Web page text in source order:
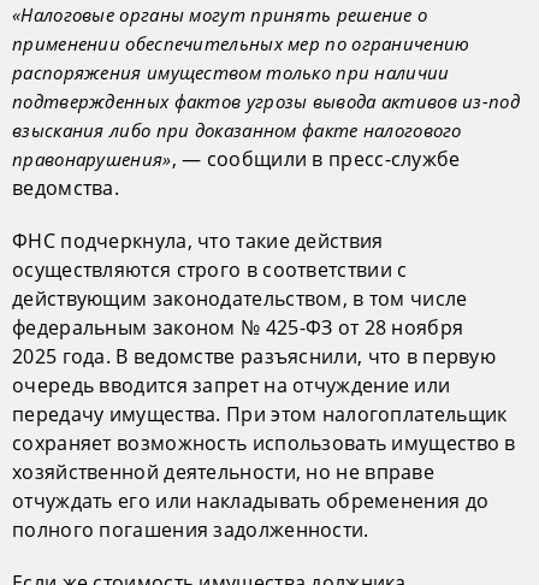
«Налоговые органы могут принять решение о
применении обеспечительных мер по ограничению
распоряжения имуществом только при наличии
подтвержденных фактов угрозы вывода активов из-под
взыскания либо при доказанном факте налогового
правонарушения», — сообщили в пресс-службе
ведомства.
ФНС подчеркнула, что такие действия
осуществляются строго в соответствии с
действующим законодательством, в том числе
федеральным законом № 425-ФЗ от 28 ноября
2025 года. В ведомстве разъяснили, что в первую
очередь вводится запрет на отчуждение или
передачу имущества. При этом налогоплательщик
сохраняет возможность использовать имущество в
хозяйственной деятельности, но не вправе
отчуждать его или накладывать обременения до
полного погашения задолженности.